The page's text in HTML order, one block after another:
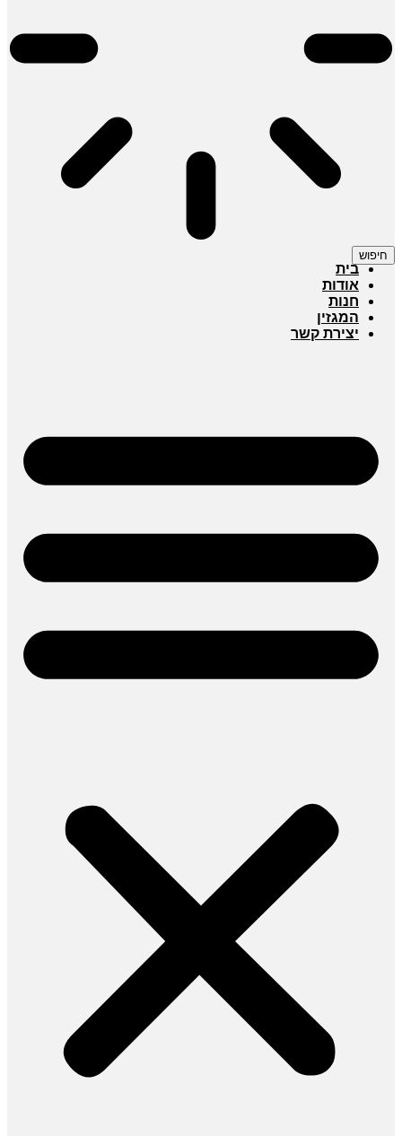
חיפוש
בית
אודות
חנות
המגזין
יצירת קשר